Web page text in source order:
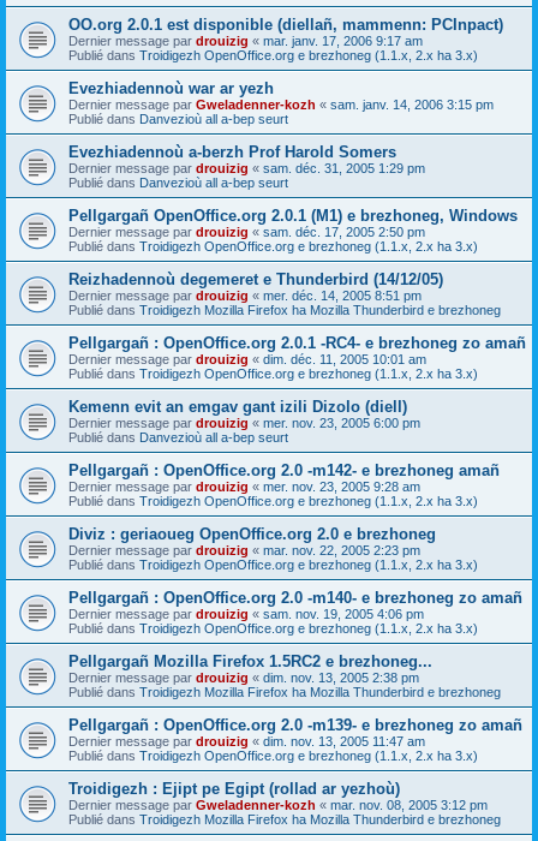
OO.org 2.0.1 est disponible (diellañ, mammenn: PCInpact)
Dernier message par drouizig « mar. janv. 17, 2006 9:17 am
Publié dans Troidigezh OpenOffice.org e brezhoneg (1.1.x, 2.x ha 3.x)
Evezhiadennoù war ar yezh
Dernier message par Gweladenner-kozh « sam. janv. 14, 2006 3:15 pm
Publié dans Danvezioù all a-bep seurt
Evezhiadennoù a-berzh Prof Harold Somers
Dernier message par drouizig « sam. déc. 31, 2005 1:29 pm
Publié dans Danvezioù all a-bep seurt
Pellgargañ OpenOffice.org 2.0.1 (M1) e brezhoneg, Windows
Dernier message par drouizig « sam. déc. 17, 2005 2:50 pm
Publié dans Troidigezh OpenOffice.org e brezhoneg (1.1.x, 2.x ha 3.x)
Reizhadennoù degemeret e Thunderbird (14/12/05)
Dernier message par drouizig « mer. déc. 14, 2005 8:51 pm
Publié dans Troidigezh Mozilla Firefox ha Mozilla Thunderbird e brezhoneg
Pellgargañ : OpenOffice.org 2.0.1 -RC4- e brezhoneg zo amañ
Dernier message par drouizig « dim. déc. 11, 2005 10:01 am
Publié dans Troidigezh OpenOffice.org e brezhoneg (1.1.x, 2.x ha 3.x)
Kemenn evit an emgav gant izili Dizolo (diell)
Dernier message par drouizig « mer. nov. 23, 2005 6:00 pm
Publié dans Danvezioù all a-bep seurt
Pellgargañ : OpenOffice.org 2.0 -m142- e brezhoneg amañ
Dernier message par drouizig « mer. nov. 23, 2005 9:28 am
Publié dans Troidigezh OpenOffice.org e brezhoneg (1.1.x, 2.x ha 3.x)
Diviz : geriaoueg OpenOffice.org 2.0 e brezhoneg
Dernier message par drouizig « mar. nov. 22, 2005 2:23 pm
Publié dans Troidigezh OpenOffice.org e brezhoneg (1.1.x, 2.x ha 3.x)
Pellgargañ : OpenOffice.org 2.0 -m140- e brezhoneg zo amañ
Dernier message par drouizig « sam. nov. 19, 2005 4:06 pm
Publié dans Troidigezh OpenOffice.org e brezhoneg (1.1.x, 2.x ha 3.x)
Pellgargañ Mozilla Firefox 1.5RC2 e brezhoneg...
Dernier message par drouizig « dim. nov. 13, 2005 2:38 pm
Publié dans Troidigezh Mozilla Firefox ha Mozilla Thunderbird e brezhoneg
Pellgargañ : OpenOffice.org 2.0 -m139- e brezhoneg zo amañ
Dernier message par drouizig « dim. nov. 13, 2005 11:47 am
Publié dans Troidigezh OpenOffice.org e brezhoneg (1.1.x, 2.x ha 3.x)
Troidigezh : Ejipt pe Egipt (rollad ar yezhoù)
Dernier message par Gweladenner-kozh « mar. nov. 08, 2005 3:12 pm
Publié dans Troidigezh Mozilla Firefox ha Mozilla Thunderbird e brezhoneg